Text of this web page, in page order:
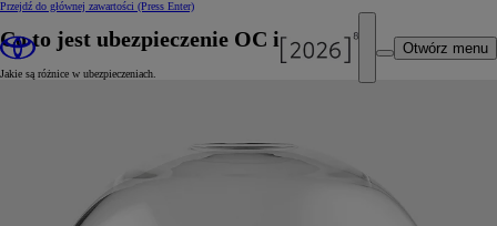
Przejdź do głównej zawartości (Press Enter)
Otwórz menu
Co to jest ubezpieczenie OC i AC?
Jakie są różnice w ubezpieczeniach.